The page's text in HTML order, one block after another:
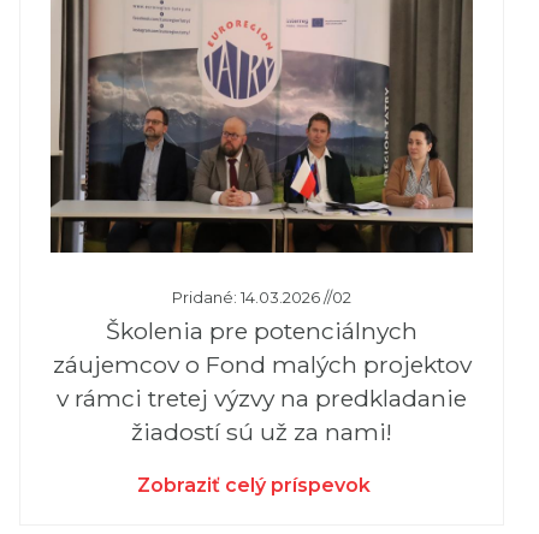
Pridané: 14.03.2026 //02
Školenia pre potenciálnych
záujemcov o Fond malých projektov
v rámci tretej výzvy na predkladanie
žiadostí sú už za nami!
Zobraziť celý príspevok